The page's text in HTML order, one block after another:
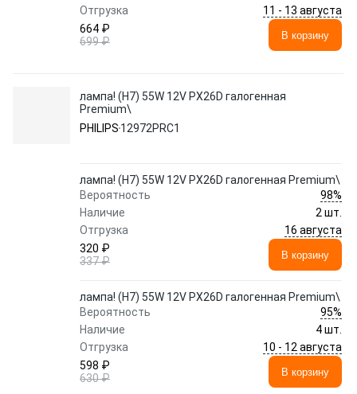
Отгрузка
11 - 13 августа
664 ₽
699 ₽
В корзину
лампа! (H7) 55W 12V PX26D галогенная
Premium\
PHILIPS 12972PRC1
лампа! (H7) 55W 12V PX26D галогенная Premium\
Вероятность
98%
Наличие
2 шт.
Отгрузка
16 августа
320 ₽
337 ₽
В корзину
лампа! (H7) 55W 12V PX26D галогенная Premium\
Вероятность
95%
Наличие
4 шт.
Отгрузка
10 - 12 августа
598 ₽
630 ₽
В корзину